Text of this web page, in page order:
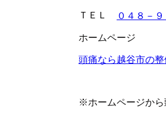
ＴＥＬ ０４８－
ホームページ
頭痛なら越谷市の
※ホームページから